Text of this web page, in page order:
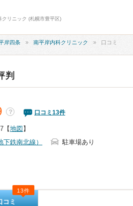
リニック (札幌市豊平区)
岸四条 南平岸内科クリニック 口コミ
判
？ 口コミ 13件
【地図 】
鉄南北線）
駐車場あり
コミ
13件